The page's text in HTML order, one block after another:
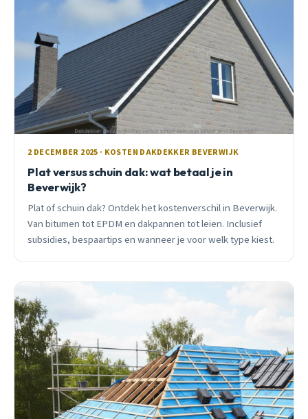
2 DECEMBER 2025 · KOSTEN DAKDEKKER BEVERWIJK
Plat versus schuin dak: wat betaal je in
Beverwijk?
Plat of schuin dak? Ontdek het kostenverschil in Beverwijk.
Van bitumen tot EPDM en dakpannen tot leien. Inclusief
subsidies, bespaartips en wanneer je voor welk type kiest.